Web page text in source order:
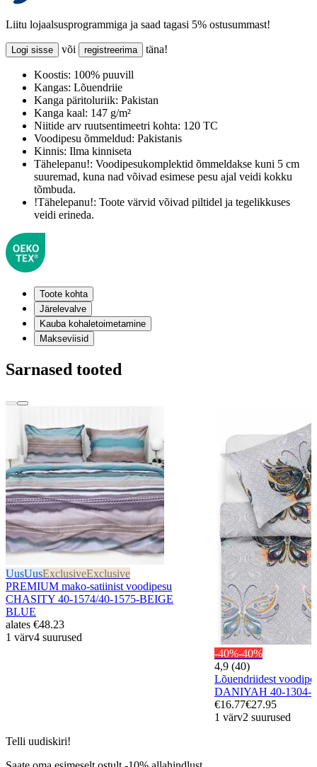
Liitu lojaalsusprogrammiga ja saad tagasi 5% ostusummast!
Logi sisse või registreerima täna!
Koostis: 100% puuvill
Kangas: Lõuendriie
Kanga päritoluriik: Pakistan
Kanga kaal: 147 g/m²
Niitide arv ruutsentimeetri kohta: 120 TC
Voodipesu õmmeldud: Pakistanis
Kinnis: Ilma kinniseta
Tähelepanu!: Voodipesukomplektid õmmeldakse kuni 5 cm
suuremad, kuna nad võivad esimese pesu ajal veidi kokku
tõmbuda.
!Tähelepanu!: Toote värvid võivad piltidel ja tegelikkuses
veidi erineda.
Toote kohta
Järelevalve
Kauba kohaletoimetamine
Makseviisid
Sarnased tooted
UusUusExclusiveExclusive
PREMIUM mako-satiinist voodipesu
CHASITY 40-1574/40-1575-BEIGE
BLUE
alates €48.23
1 värv4 suurused
-40%-40%
4,9 (40)
Lõuendriidest
DANIYAH 40-1304-
€16.77€27.95
1 värv2 suurused
Telli uudiskiri!